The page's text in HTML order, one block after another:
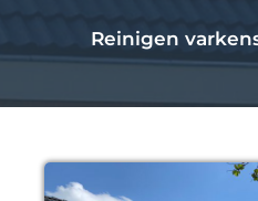
Reinigen